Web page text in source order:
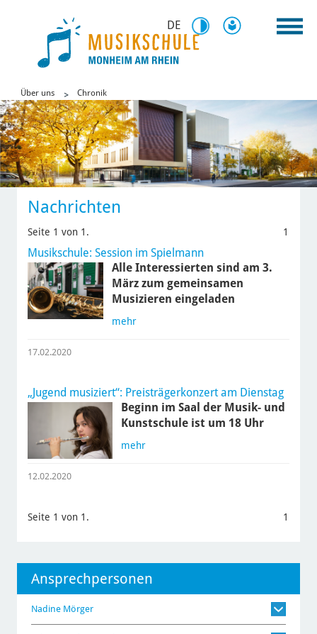
DE
Über uns Chronik
Nachrichten
Seite 1 von 1. 1
Musikschule: Session im Spielmann
Alle Interessierten sind am 3.
März zum gemeinsamen
Musizieren eingeladen
mehr
17.02.2020
„Jugend musiziert“: Preisträgerkonzert am Dienstag
Beginn im Saal der Musik- und
Kunstschule ist um 18 Uhr
mehr
12.02.2020
Seite 1 von 1. 1
Ansprechpersonen
Nadine Mörger